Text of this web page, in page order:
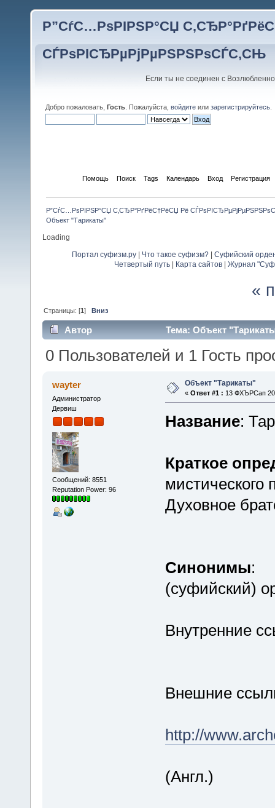
Р”СѓС…РѕРІРЅР°СЏ
СЃРѕРІСЂРµРјРµРЅРЅРѕСЃС‚СЊ
Если ты не соединен с
Добро пожаловать, Гость . Пожалуйста, войдите или зарегистрируйтесь
Помощь Поиск Tags Календарь Вход Регистрация
Р”СѓС…РѕРІРЅР°СЏ С‚СЂР°РґРёС†РёСЏ Рё
Объект "Тарикаты"
Loading
Портал суфизм.ру Что такое суфизм?
Суфийский
Четвертый путь| Карта сайтов| Журнал
«
Страницы: [1] Вниз
Автор Тема: Объект
0 Пользователей и 1 Гость
wayter
Администратор
Дервиш
Сообщений: 8551
Reputation Power: 96
Объект "Тарикаты"
« Ответ #1 : 13 ФХЪРСап
Название:
Краткое
Духовное
Синонимы:
(суфийский)
Внутренние
Внешние
http://
(Англ.)